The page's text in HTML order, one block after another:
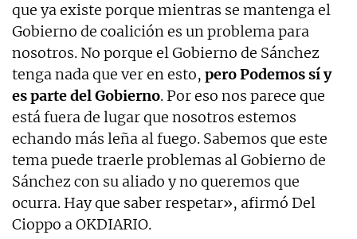
que ya existe porque mientras se mantenga el
Gobierno de coalición es un problema para
nosotros. No porque el Gobierno de Sánchez
tenga nada que ver en esto, pero Podemos sí y
es parte del Gobierno. Por eso nos parece que
está fuera de lugar que nosotros estemos
echando más leña al fuego. Sabemos que este
tema puede traerle problemas al Gobierno de
Sánchez con su aliado y no queremos que
ocurra. Hay que saber respetar», afirmó Del
Cioppo a OKDIARIO.